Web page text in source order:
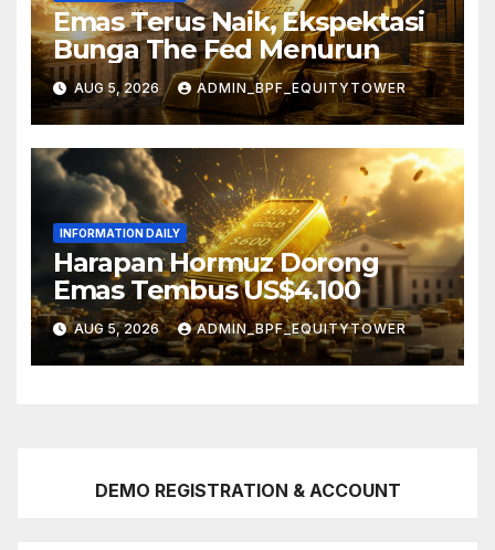
Emas Terus Naik, Ekspektasi
Bunga The Fed Menurun
AUG 5, 2026 ADMIN_BPF_EQUITYTOWER
INFORMATION DAILY
Harapan Hormuz Dorong
Emas Tembus US$4.100
AUG 5, 2026 ADMIN_BPF_EQUITYTOWER
DEMO REGISTRATION & ACCOUNT